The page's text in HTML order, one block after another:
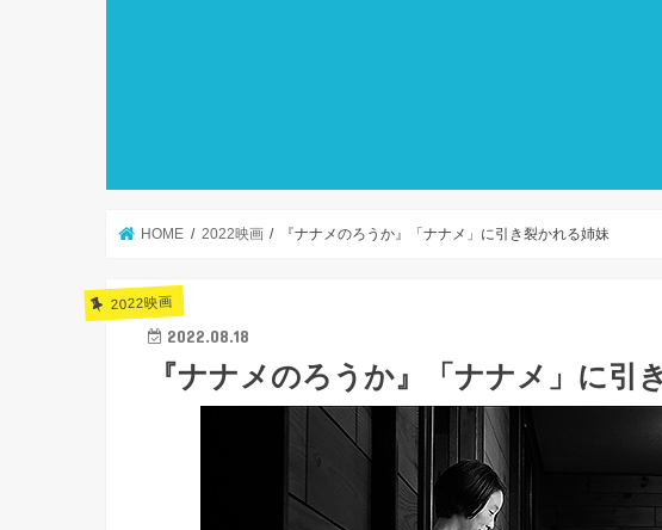
HOME 2022映画 『ナナメのろうか』「ナナメ」に引き裂かれる姉妹
2022映画
2022.08.18
『ナナメのろうか』「ナナメ」に引